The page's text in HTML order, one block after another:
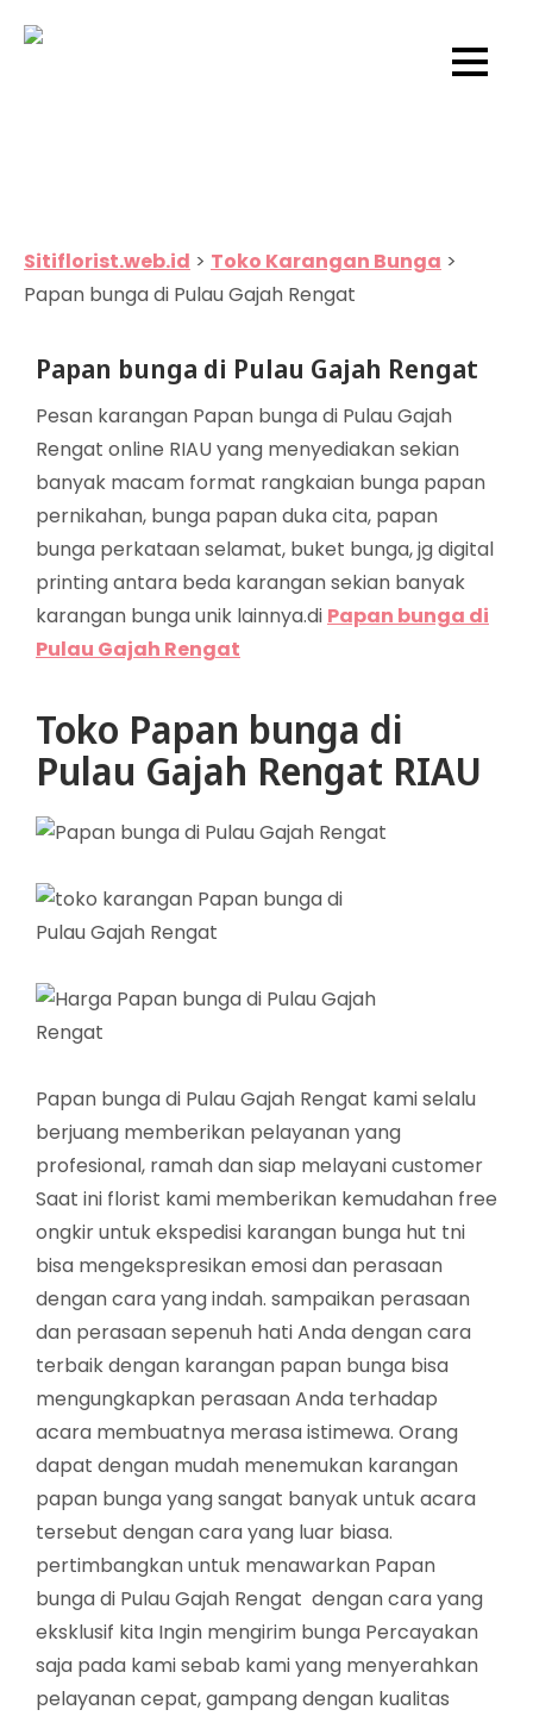
Sitiflorist.web.id > Toko Karangan Bunga >
Papan bunga di Pulau Gajah Rengat
Papan bunga di Pulau Gajah Rengat
Pesan karangan Papan bunga di Pulau Gajah
Rengat online RIAU yang menyediakan sekian
banyak macam format rangkaian bunga papan
pernikahan, bunga papan duka cita, papan
bunga perkataan selamat, buket bunga, jg digital
printing antara beda karangan sekian banyak
karangan bunga unik lainnya.di Papan bunga di
Pulau Gajah Rengat
Toko Papan bunga di
Pulau Gajah Rengat RIAU
Papan bunga di Pulau Gajah Rengat kami selalu
berjuang memberikan pelayanan yang
profesional, ramah dan siap melayani customer
Saat ini florist kami memberikan kemudahan free
ongkir untuk ekspedisi karangan bunga hut tni
bisa mengekspresikan emosi dan perasaan
dengan cara yang indah. sampaikan perasaan
dan perasaan sepenuh hati Anda dengan cara
terbaik dengan karangan papan bunga bisa
mengungkapkan perasaan Anda terhadap
acara membuatnya merasa istimewa. Orang
dapat dengan mudah menemukan karangan
papan bunga yang sangat banyak untuk acara
tersebut dengan cara yang luar biasa.
pertimbangkan untuk menawarkan Papan
bunga di Pulau Gajah Rengat dengan cara yang
eksklusif kita Ingin mengirim bunga Percayakan
saja pada kami sebab kami yang menyerahkan
pelayanan cepat, gampang dengan kualitas